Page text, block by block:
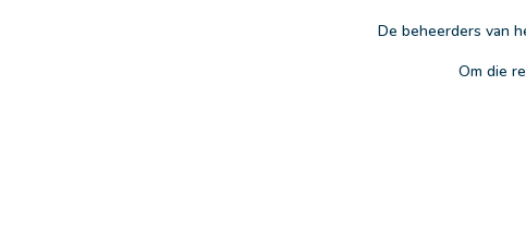
De beheerders van
Om die